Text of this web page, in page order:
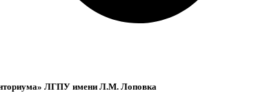
ЛГПУ имени Л.М. Лоповка